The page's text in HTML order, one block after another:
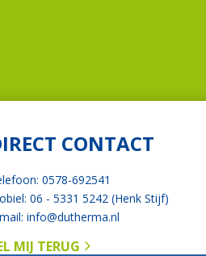
CONTACT
0578-692541
06 - 5331 5242 (Henk Stijf)
info@dutherma.nl
MIJ TERUG